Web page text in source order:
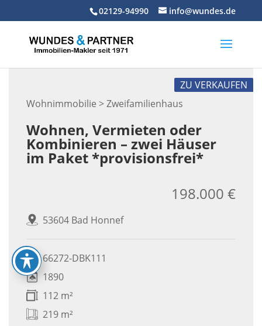
02129-94990 info@wundes.de
Wohnimmobilie > Zweifamilienhaus
ZU VERKAUFEN
Wohnen, Vermieten oder
Kombinieren – zwei Häuser
im Paket *provisionsfrei*
53604 Bad Honnef
198.000 €
66272-DBK111
1890
112 m²
219 m²